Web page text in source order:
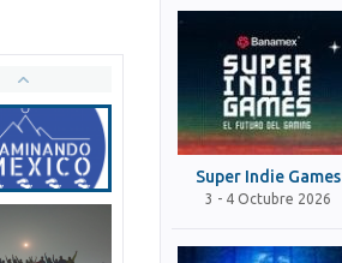
Super Indie Games
3 - 4 Octubre 2026